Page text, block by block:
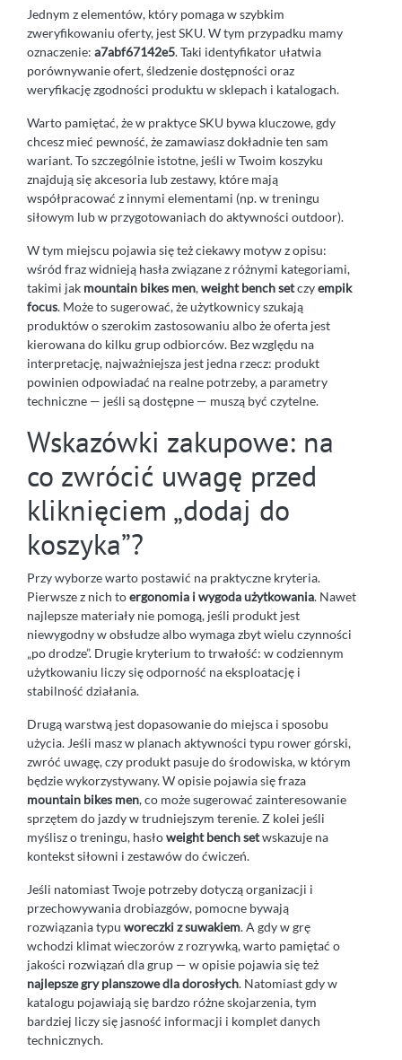
Jednym z elementów, który pomaga w szybkim
zweryfikowaniu oferty, jest SKU. W tym przypadku mamy
oznaczenie: a7abf67142e5. Taki identyfikator ułatwia
porównywanie ofert, śledzenie dostępności oraz
weryfikację zgodności produktu w sklepach i katalogach.
Warto pamiętać, że w praktyce SKU bywa kluczowe, gdy
chcesz mieć pewność, że zamawiasz dokładnie ten sam
wariant. To szczególnie istotne, jeśli w Twoim koszyku
znajdują się akcesoria lub zestawy, które mają
współpracować z innymi elementami (np. w treningu
siłowym lub w przygotowaniach do aktywności outdoor).
W tym miejscu pojawia się też ciekawy motyw z opisu:
wśród fraz widnieją hasła związane z różnymi kategoriami,
takimi jak mountain bikes men,weight bench setczyempik
focus. Może to sugerować, że użytkownicy szukają
produktów o szerokim zastosowaniu albo że oferta jest
kierowana do kilku grup odbiorców. Bez względu na
interpretację, najważniejsza jest jedna rzecz: produkt
powinien odpowiadać na realne potrzeby, a parametry
techniczne — jeśli są dostępne — muszą być czytelne.
Wskazówki zakupowe: na
co zwrócić uwagę przed
kliknięciem „dodaj do
koszyka”?
Przy wyborze warto postawić na praktyczne kryteria.
Pierwsze z nich toergonomia i wygoda użytkowania. Nawet
najlepsze materiały nie pomogą, jeśli produkt jest
niewygodny w obsłudze albo wymaga zbyt wielu czynności
„po drodze”. Drugie kryterium to trwałość: w codziennym
użytkowaniu liczy się odporność na eksploatację i
stabilność działania.
Drugą warstwą jest dopasowanie do miejsca i sposobu
użycia. Jeśli masz w planach aktywności typu rower górski,
zwróć uwagę, czy produkt pasuje do środowiska, w którym
będzie wykorzystywany. W opisie pojawia się fraza
mountain bikes men, co może sugerować zainteresowanie
sprzętem do jazdy w trudniejszym terenie. Z kolei jeśli
myślisz o treningu, hasłoweight bench setwskazuje na
kontekst siłowni i zestawów do ćwiczeń.
Jeśli natomiast Twoje potrzeby dotyczą organizacji i
przechowywania drobiazgów, pomocne bywają
rozwiązania typu woreczki z suwakiem. A gdy w grę
wchodzi klimat wieczorów z rozrywką, warto pamiętać o
jakości rozwiązań dla grup — w opisie pojawia się też
najlepsze gry planszowe dla dorosłych. Natomiast gdy w
katalogu pojawiają się bardzo różne skojarzenia, tym
bardziej liczy się jasność informacji i komplet danych
technicznych.